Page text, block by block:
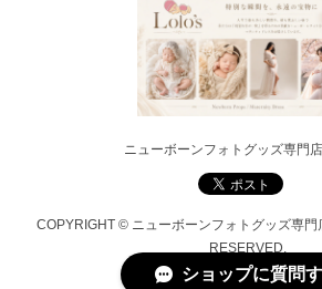
ニューボーンフォトグッズ専門
COPYRIGHT © ニューボーンフォトグッズ専
RESERVED.
ショップに質問